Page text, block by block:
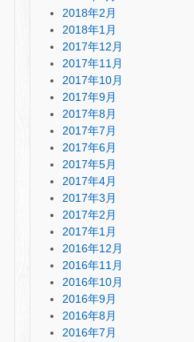
2018年2月
2018年1月
2017年12月
2017年11月
2017年10月
2017年9月
2017年8月
2017年7月
2017年6月
2017年5月
2017年4月
2017年3月
2017年2月
2017年1月
2016年12月
2016年11月
2016年10月
2016年9月
2016年8月
2016年7月